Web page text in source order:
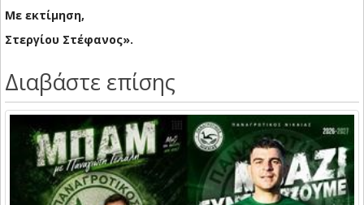
​Με εκτίμηση,
​Στεργίου Στέφανος».
Διαβάστε επίσης